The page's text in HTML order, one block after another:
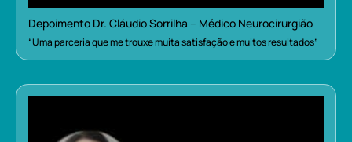
Depoimento Dr. Cláudio Sorrilha – Médico Neurocirurgião
“Uma parceria que me trouxe muita satisfação e muitos resultados”